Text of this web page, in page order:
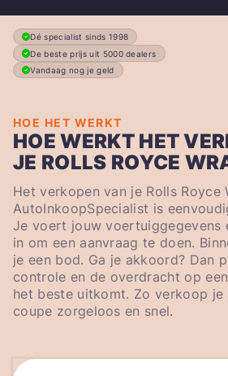
Dé specialist sinds 1998
De beste prijs uit 5000 dealers
Vandaag nog je geld
HOE HET WERKT
HOE WERKT HET
JE ROLLS ROYCE
Het verkopen van je Rolls Royce
AutoInkoopSpecialist is
Je voert jouw voertuiggegevens
in om een aanvraag te doen.
je een bod. Ga je akkoord? Dan
controle en de overdracht op
het beste uitkomt. Zo verkoop je
coupe zorgeloos en snel.